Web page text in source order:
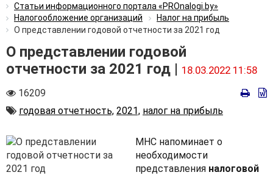
Статьи информационного портала «PROnalogi.by»
Налогообложение организаций
Налог на прибыль
О представлении годовой отчетности за 2021 год
О представлении годовой
отчетности за 2021 год | 18.03.2022 11:58
Количество
16209
Автор
годовая отчетность, 2021, налог на прибыль
МНС напоминает о
необходимости
представления налоговой